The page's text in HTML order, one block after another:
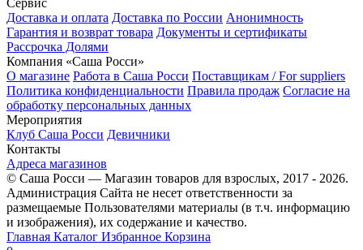
Доставка и оплата Доставка по России Анонимность
Гарантия и возврат товара Документы и сертификаты
Рассрочка Долями
Компания «Саша Росси»
О магазине Работа в Саша Росси Поставщикам / For suppliers
Политика конфиденциальности Правила продаж Согласие на
обработку персональных данных
Мероприятия
Клуб Саша Росси Девичники
Контакты
Адреса магазинов
© Саша Росси — Магазин товаров для взрослых, 2017 - 2026.
Администрация Сайта не несет ответственности за
размещаемые Пользователями материалы (в т.ч. информацию
и изображения), их содержание и качество.
Главная Каталог Избранное Корзина